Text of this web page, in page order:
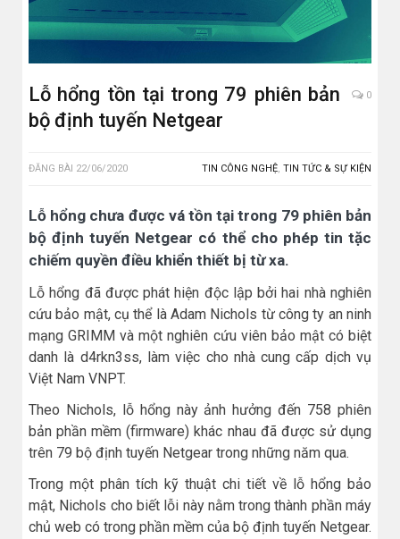
Lỗ hổng tồn tại trong 79 phiên bản
bộ định tuyến Netgear
0
ĐĂNG BÀI 22/06/2020 TIN CÔNG NGHỆ, TIN TỨC & SỰ KIỆN
Lỗ hổng chưa được vá tồn tại trong 79 phiên bản
bộ định tuyến Netgear có thể cho phép tin tặc
chiếm quyền điều khiển thiết bị từ xa.
Lỗ hổng đã được phát hiện độc lập bởi hai nhà nghiên
cứu bảo mật, cụ thể là Adam Nichols từ công ty an ninh
mạng GRIMM và một nghiên cứu viên bảo mật có biệt
danh là d4rkn3ss, làm việc cho nhà cung cấp dịch vụ
Việt Nam VNPT.
Theo Nichols, lỗ hổng này ảnh hưởng đến 758 phiên
bản phần mềm (firmware) khác nhau đã được sử dụng
trên 79 bộ định tuyến Netgear trong những năm qua.
Trong một phân tích kỹ thuật chi tiết về lỗ hổng bảo
mật, Nichols cho biết lỗi này nằm trong thành phần máy
chủ web có trong phần mềm của bộ định tuyến Netgear.